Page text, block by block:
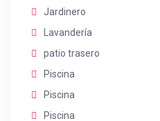
Jardinero
Lavandería
patio trasero
Piscina
Piscina
Piscina